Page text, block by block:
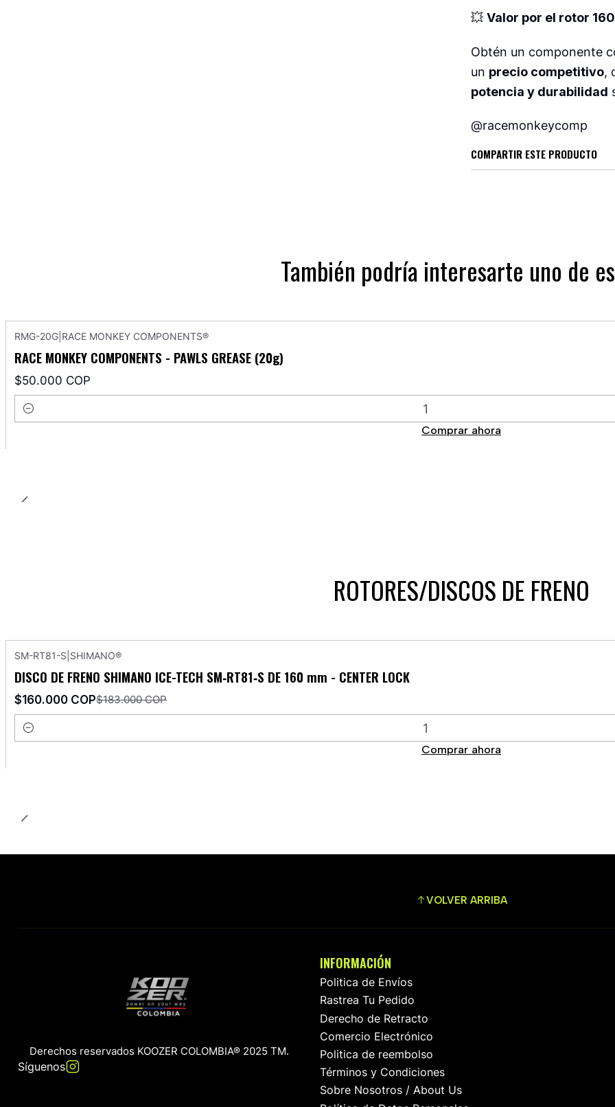
💥 Valor por el rotor
Obtén un componente
un precio competitivo,
potencia y durabilidad
@racemonkeycomp
COMPARTIR ESTE PRODUCTO
También podría interesarte uno de
RMG-20G RACE MONKEY COMPONENTS®
RACE MONKEY COMPONENTS - PAWLS GREASE (20g)
$50.000 COP
Cantidad
Comprar ahora
ROTORES/DISCOS DE FRENO
SM-RT81-S SHIMANO®
DISCO DE FRENO SHIMANO ICE-TECH SM‑RT81‑S DE 160 mm - CENTER LOCK
$160.000 COP$183.000 COP
Cantidad
Comprar ahora
VOLVER ARRIBA
Derechos reservados KOOZER COLOMBIA® 2025 TM.
Síguenos
INFORMACIÓN
Politica de Envíos
Rastrea Tu Pedido
Derecho de Retracto
Comercio Electrónico
Politica de reembolso
Términos y Condiciones
Sobre Nosotros / About Us